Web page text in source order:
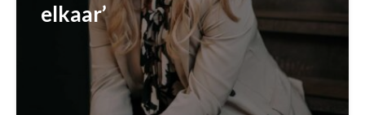
elkaar’